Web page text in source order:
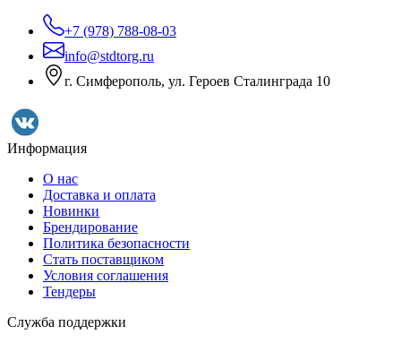
+7 (978) 788-08-03
info@stdtorg.ru
г. Симферополь, ул. Героев Сталинграда 10
Информация
О нас
Доставка и оплата
Новинки
Брендирование
Политика безопасности
Стать поставщиком
Условия соглашения
Тендеры
Служба поддержки